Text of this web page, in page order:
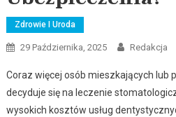
Zdrowie I Uroda
29 Października, 2025 Redakcja
Coraz więcej osób mieszkających lub
decyduje się na leczenie
wysokich kosztów usług